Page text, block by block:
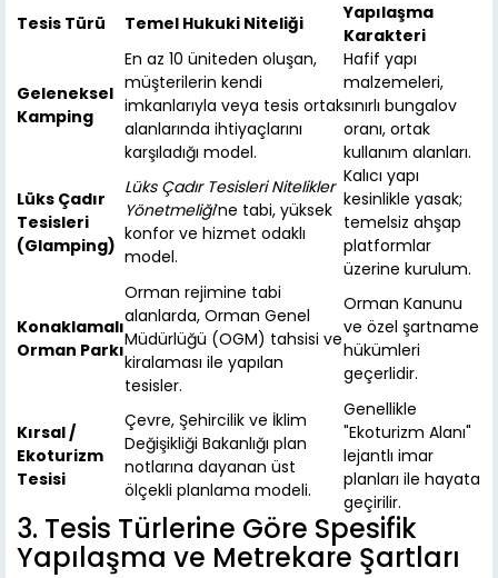
Tesis Türü Temel Hukuki Niteliği
Yapılaşma
Karakteri
Geleneksel
Kamping
En az 10 üniteden oluşan,
müşterilerin kendi
imkanlarıyla veya tesis ortak
alanlarında ihtiyaçlarını
karşıladığı model.
Hafif yapı
malzemeleri,
sınırlı bungalov
oranı, ortak
kullanım alanları.
Lüks Çadır
Tesisleri
(Glamping)
Lüks Çadır Tesisleri Nitelikler
Yönetmeliği’ne tabi, yüksek
konfor ve hizmet odaklı
model.
Kalıcı yapı
kesinlikle yasak;
temelsiz ahşap
platformlar
üzerine kurulum.
Konaklamalı
Orman Parkı
Orman rejimine tabi
alanlarda, Orman Genel
Müdürlüğü (OGM) tahsisi ve
kiralaması ile yapılan
tesisler.
Orman Kanunu
ve özel şartname
hükümleri
geçerlidir.
Kırsal /
Ekoturizm
Tesisi
Çevre, Şehircilik ve İklim
Değişikliği Bakanlığı plan
notlarına dayanan üst
ölçekli planlama modeli.
Genellikle
"Ekoturizm Alanı"
lejantlı imar
planları ile hayata
geçirilir.
3. Tesis Türlerine Göre Spesifik
Yapılaşma ve Metrekare Şartları